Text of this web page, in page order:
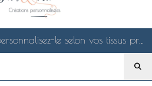
Choisissez un modèle et personnalisez-le selon vos tissus préférés de mes collections en ligne, je le confectionnerai selon vos souhaits